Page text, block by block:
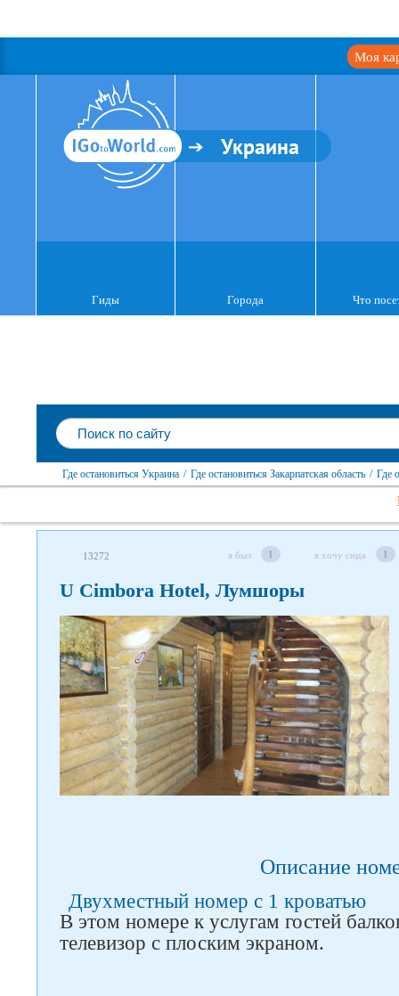
Моя
Украина
Гиды Города Что
Где остановиться Украина / Где остановиться Закарпатская область / Где
13272 я был 1 я хочу сюда 1
U Сimbora Hotel, Лумшоры
Описание
Двухместный номер с 1 кроватью
В этом номере к услугам гостей
телевизор с плоским экраном.
Следите за нами в соцсетях